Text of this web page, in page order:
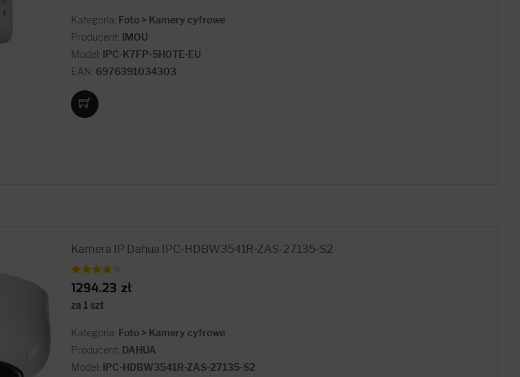
Kategoria: Foto > Kamery cyfrowe
Producent: IMOU
Model: IPC-K7FP-5H0TE-EU
EAN: 6976391034303
Kamera IP Dahua IPC-HDBW3541R-ZAS-27135-S2
1294.23 zł
za 1 szt
Kategoria: Foto > Kamery cyfrowe
Producent: DAHUA
Model: IPC-HDBW3541R-ZAS-27135-S2